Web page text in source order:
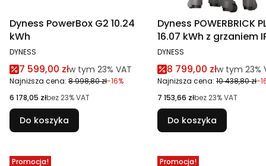
Dyness PowerBox G2 10.24
kWh
PRODUCENT
DYNESS
Cena promocyjna brutto
7 599,00 złw tym %s VAT
w tym 23% VAT
Najniższa cena: 8 998,80 zł-16%
Cena netto
6 178,05 złbez 23% VAT
Do koszyka
Dyness POWERBRICK
16.07 kWh z grzaniem
PRODUCENT
DYNESS
Cena promocyjna
8 799,00 złw tym %s
w tym 23%
Najniższa cena: 10 438,80 zł-
Cena netto
7 153,66 złbez 23% VAT
Do koszyka
Promocja!
Promocja!